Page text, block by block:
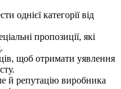
однієї категорії від
пропозиції, які
щоб отримати уявлення
й репутацію виробника